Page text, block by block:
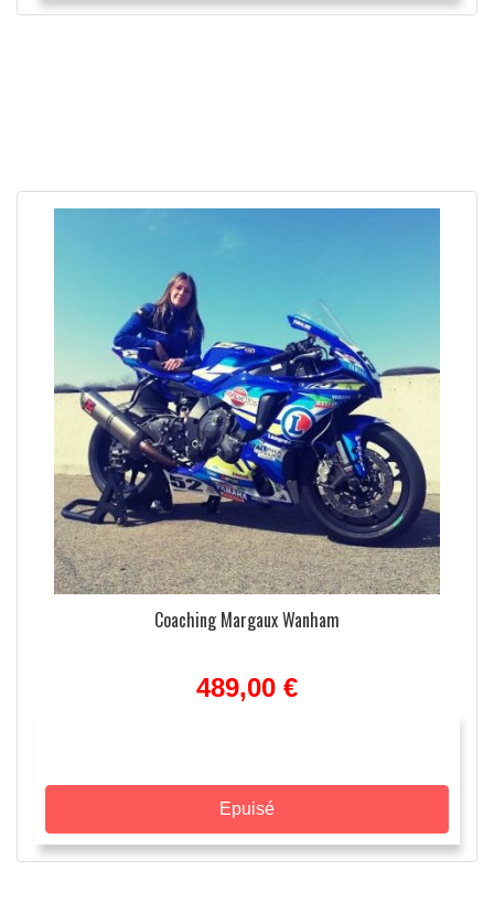
Coaching Margaux Wanham
489,00 €
Epuisé